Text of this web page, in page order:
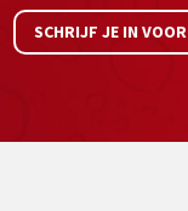
SCHRIJF JE IN